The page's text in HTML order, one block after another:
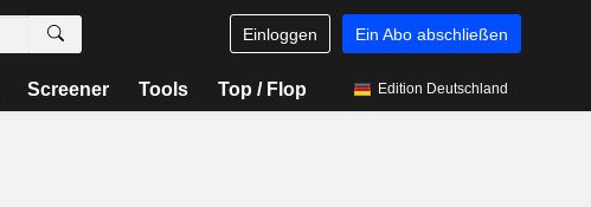
Einloggen Ein Abo abschließen
Screener Tools Top / Flop Edition Deutschland